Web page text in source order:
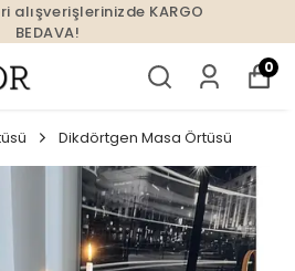
alışverişlerinizde KARGO
BEDAVA!
0
Dikdörtgen Masa Örtüsü